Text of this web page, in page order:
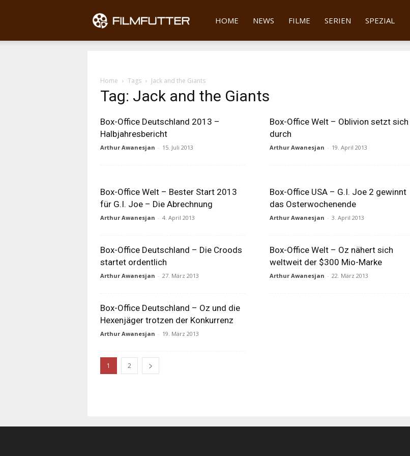
Filmfutter
HOME NEWS FILME SERIEN SPEZIAL
Home Tags Jack and the Giants
Tag: Jack and the Giants
Box-Office Deutschland 2013 –
Halbjahresbericht
Arthur Awanesjan - 15. Juli 2013
Box-Office Welt – Oblivion setzt sich
durch
Arthur Awanesjan - 19. April 2013
Box-Office Welt – Bester Start 2013
für G.I. Joe – Die Abrechnung
Arthur Awanesjan - 4. April 2013
Box-Office USA – G.I. Joe 2 gewinnt
das Osterwochenende
Arthur Awanesjan - 3. April 2013
Box-Office Deutschland – Die Croods
startet ordentlich
Arthur Awanesjan - 27. März 2013
Box-Office Welt – Oz nähert sich
weltweit der $300 Mio-Marke
Arthur Awanesjan - 22. März 2013
Box-Office Deutschland – Oz und die
Hexenjäger trotzen der Konkurrenz
Arthur Awanesjan - 19. März 2013
1 2